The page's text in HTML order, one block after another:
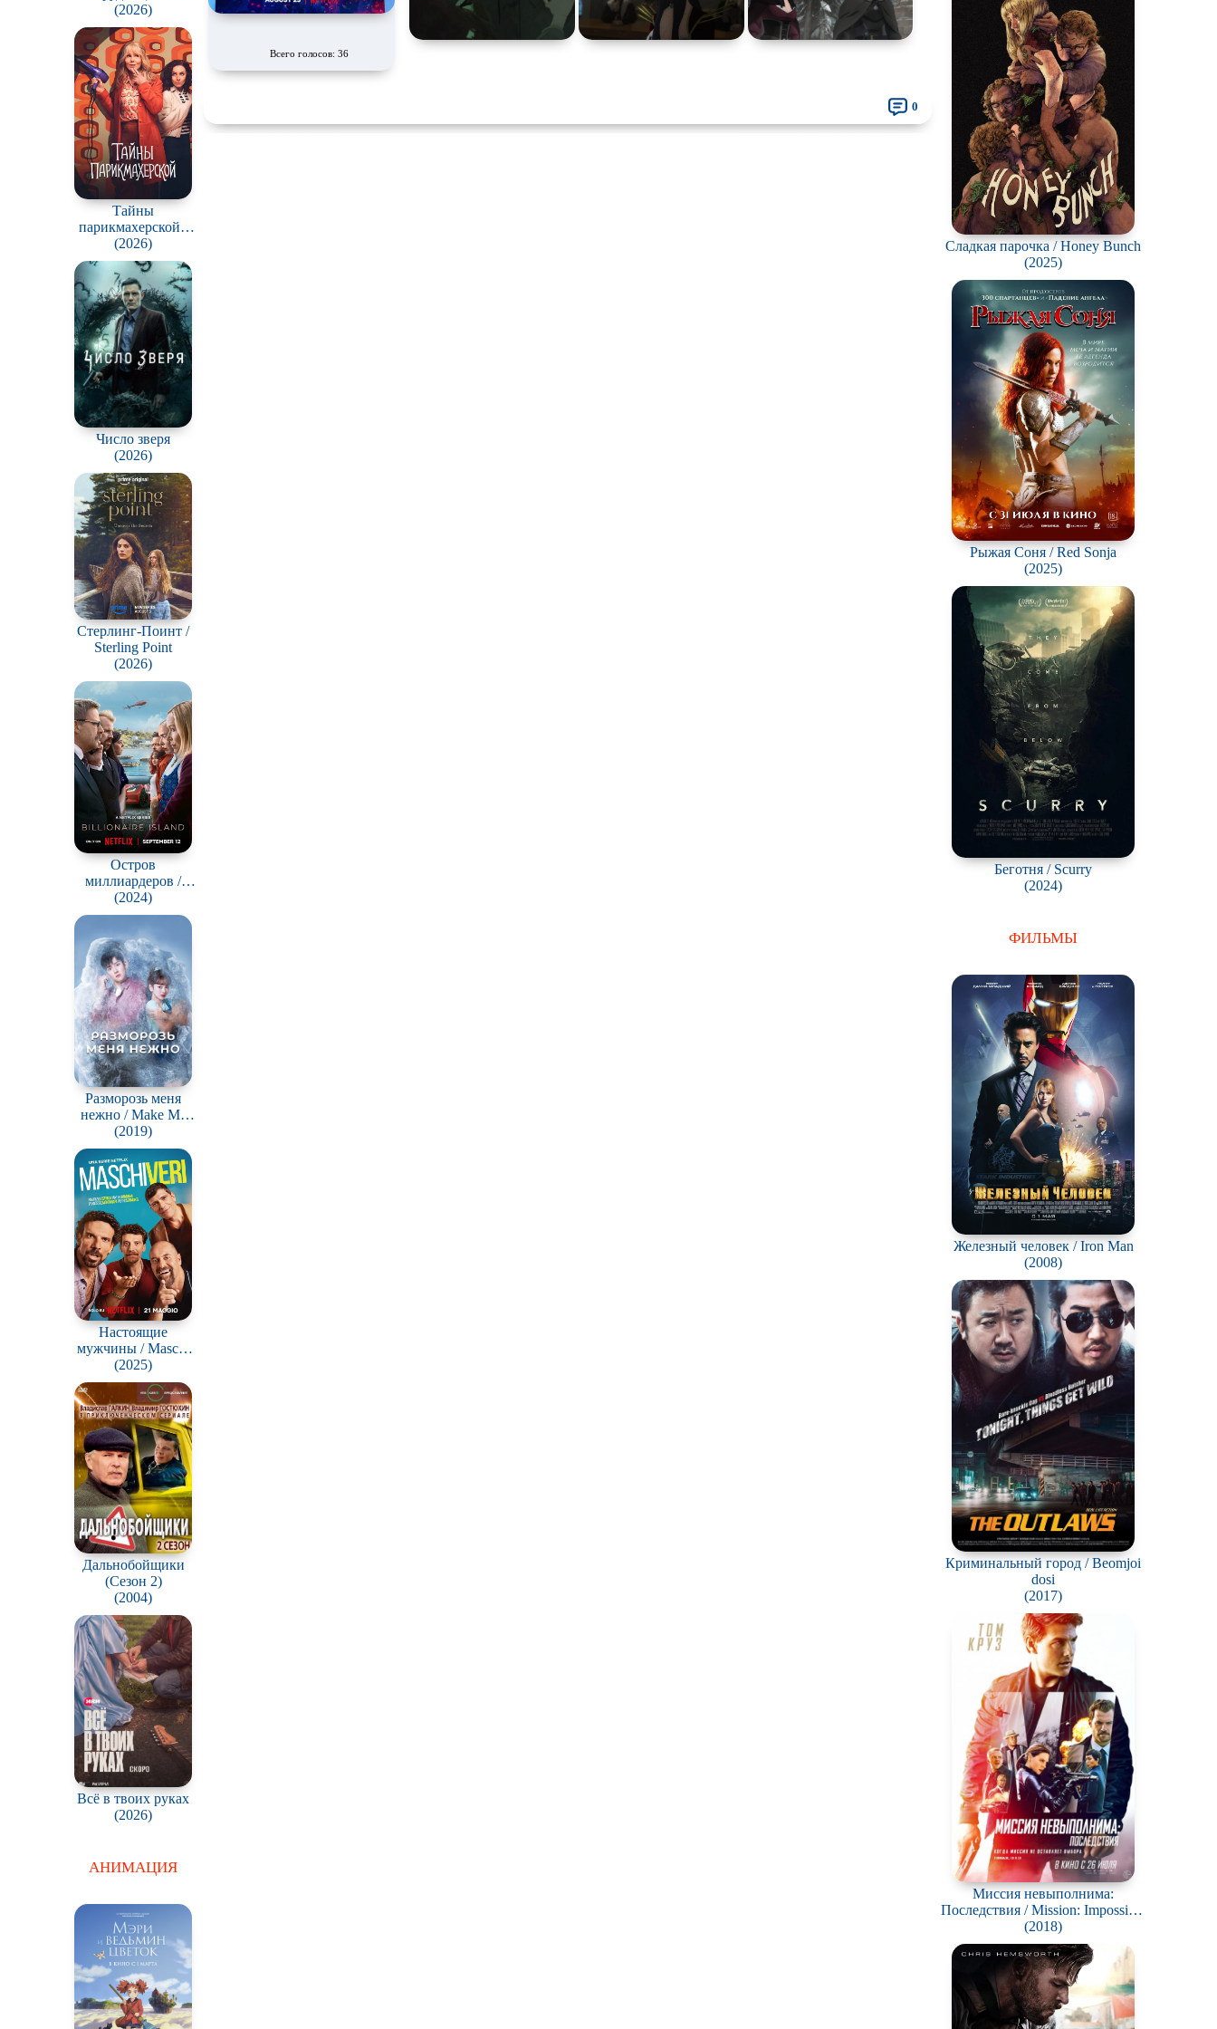
Bias, My Boss
(Choeaeui sawon)
(2026)
Тайны
парикмахерской /
The Hairdresser
Mysteries
(2026)
Число зверя
(2026)
Стерлинг-Поинт /
Sterling Point
(2026)
Остров
миллиардеров /
Milliardaeroya
(2024)
Разморозь меня
нежно / Make Me
melt
(2019)
Настоящие
мужчины / Maschi
veri
(2025)
Дальнобойщики
(Сезон 2)
(2004)
Всё в твоих руках
(2026)
АНИМАЦИЯ
Про любовь
серийных
убийц
Про мафию Про оборотней
Про пиратов
Про супергероев Про танки Про танцы Про тюрьму
Всего голосов: 36
0
Сладкая парочка / Honey Bunch
(2025)
Рыжая Соня / Red Sonja
(2025)
Беготня / Scurry
(2024)
ФИЛЬМЫ
Железный человек / Iron Man
(2008)
Криминальный город / Beomjoi
dosi
(2017)
Миссия невыполнима:
Последствия / Mission: Impossible
- Fallout
(2018)